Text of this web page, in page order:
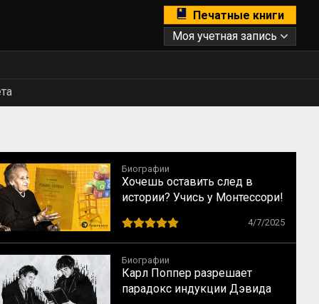
Печатные книги
Моя учетная запись
Биографии
Хочешь оставить след в
истории? Учись у Монтессори!
наследие
4/7/2025
Биографии
Карл Поппер разрешает
парадокс индукции Дэвида